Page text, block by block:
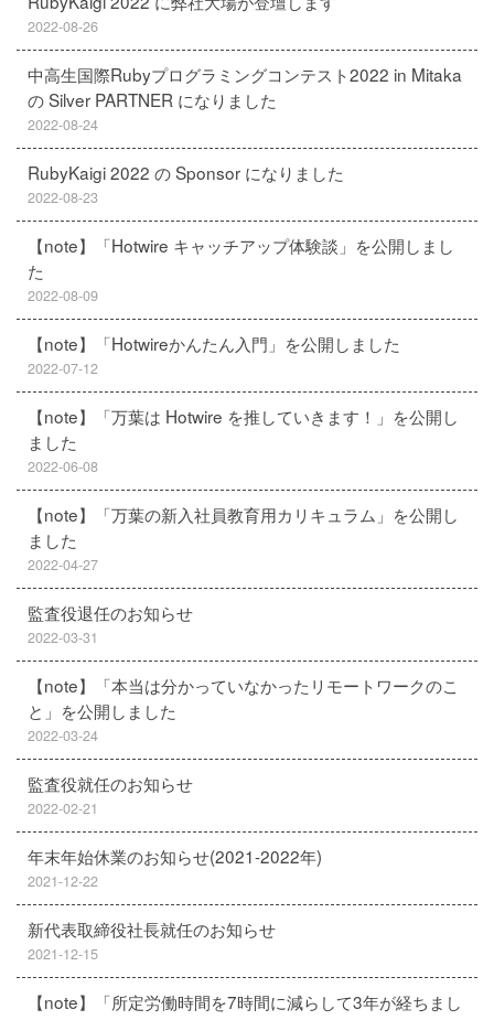
2022-08-26
中高生国際Rubyプログラミングコンテスト2022 in Mitaka
の Silver PARTNER になりました
2022-08-24
RubyKaigi 2022 の Sponsor になりました
2022-08-23
【note】「Hotwire キャッチアップ体験談」を公開しまし
た
2022-08-09
【note】「Hotwireかんたん入門」を公開しました
2022-07-12
【note】「万葉は Hotwire を推していきます！」を公開し
ました
2022-06-08
【note】「万葉の新入社員教育用カリキュラム」を公開し
ました
2022-04-27
監査役退任のお知らせ
2022-03-31
【note】「本当は分かっていなかったリモートワークのこ
と」を公開しました
2022-03-24
監査役就任のお知らせ
2022-02-21
年末年始休業のお知らせ(2021-2022年)
2021-12-22
新代表取締役社長就任のお知らせ
2021-12-15
【note】「所定労働時間を7時間に減らして3年が経ちまし